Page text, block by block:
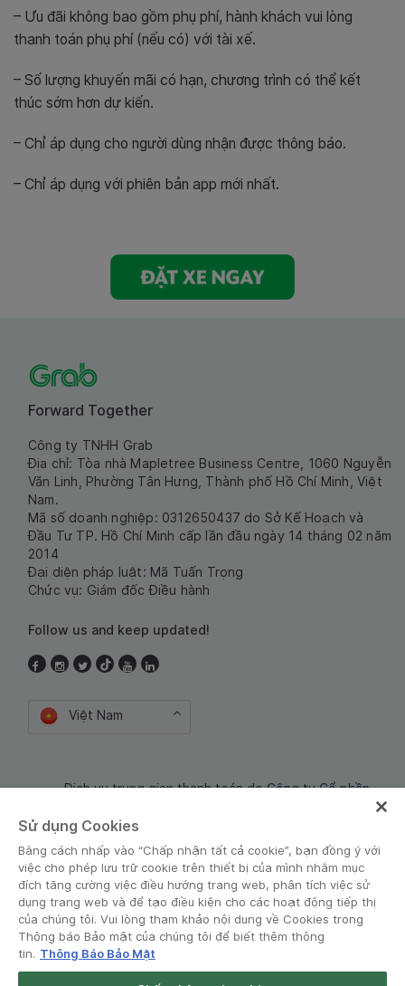
– Ưu đãi không bao gồm phụ phí, hành khách vui lòng
thanh toán phụ phí (nếu có) với tài xế.
– Số lượng khuyến mãi có hạn, chương trình có thể kết
thúc sớm hơn dự kiến.
– Chỉ áp dụng cho người dùng nhận được thông báo.
– Chỉ áp dụng với phiên bản app mới nhất.
Forward Together
Công ty TNHH Grab
Địa chỉ: Tòa nhà Mapletree Business Centre, 1060 Nguyễn
Văn Linh, Phường Tân Hưng, Thành phố Hồ Chí Minh, Việt
Nam.
Mã số doanh nghiệp: 0312650437 do Sở Kế Hoạch và
Đầu Tư TP. Hồ Chí Minh cấp lần đầu ngày 14 tháng 02 năm
2014
Đại diện pháp luật: Mã Tuấn Trọng
Chức vụ: Giám đốc Điều hành
Follow us and keep updated!
Việt Nam
Dịch vụ trung gian thanh toán do Công ty Cổ phần
Sử dụng Cookies
Bằng cách nhấp vào “Chấp nhận tất cả cookie”, bạn đồng ý với
việc cho phép lưu trữ cookie trên thiết bị của mình nhằm mục
đích tăng cường việc điều hướng trang web, phân tích việc sử
dụng trang web và để tạo điều kiện cho các hoạt động tiếp thị
của chúng tôi. Vui lòng tham khảo nội dung về Cookies trong
Thông báo Bảo mật của chúng tôi để biết thêm thông
tin. Thông Báo Bảo Mật